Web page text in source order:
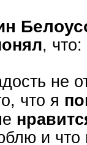
,
не
что я
и что